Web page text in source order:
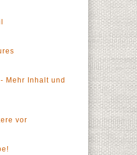
Mehr Inhalt und
vor